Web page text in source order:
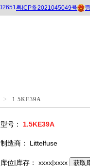
> 1.5KE39A
型号： 1.5KE39A
制造商： Littelfuse
库位|库存： xxxx|xxxx 获取